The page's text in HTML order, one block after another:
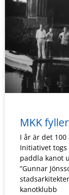
MKK
I år är det
Initiativet
paddla kanot
”Gunnar
kanotklubb